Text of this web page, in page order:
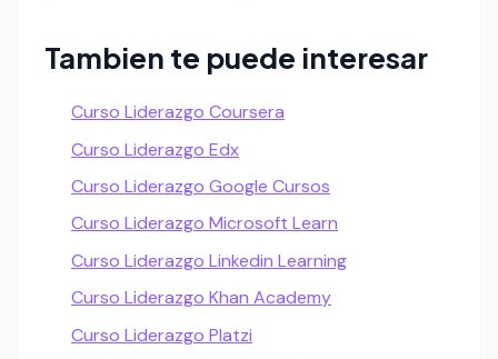
Tambien te puede interesar
Curso Liderazgo Coursera
Curso Liderazgo Edx
Curso Liderazgo Google Cursos
Curso Liderazgo Microsoft Learn
Curso Liderazgo Linkedin Learning
Curso Liderazgo Khan Academy
Curso Liderazgo Platzi